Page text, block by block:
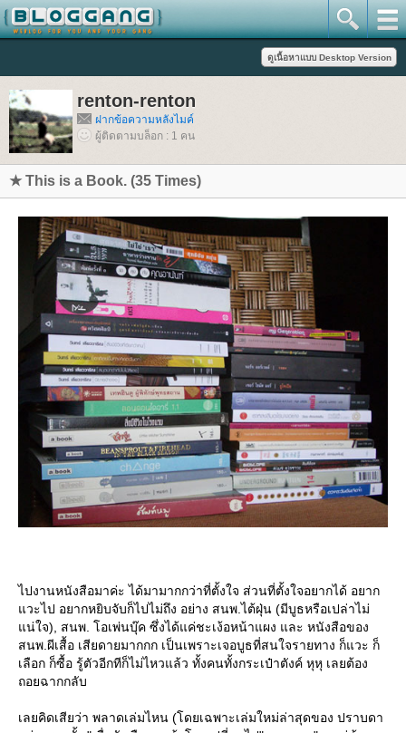
renton-renton
ฝากข้อความหลังไมค์
ผู้ติดตามบล็อก : 1 คน
★ This is a Book. (35 Times)
ไปงานหนังสือมาค่ะ ได้มามากกว่าที่ตั้งใจ ส่วนที่ตั้งใจอยากได้ อยาก
วะไป อยากหยิบจับก็ไปไม่ถึง อย่าง สนพ.ไต้ฝุ่น (มีบูธหรือเปล่าไม่
น่ใจ), สนพ. โอเพ่นบุ๊ค ซึ่งได้แค่ชะเง้อหน้าแผง และ หนังสือของ
สนพ.ผีเสื้อ เสียดายมากกก เป็นเพราะเจอบูธที่สนใจรายทาง ก็แวะ ก็
เลือก ก็ซื้อ รู้ตัวอีกทีก็ไม่ไหวแล้ว ทั้งคนทั้งกระเป๋าตังค์ หุหุ เลยต้อง
ถอยฉากกลับ
เลยคิดเสียว่า พลาดเล่มไหน (โดยเฉพาะเล่มใหม่ล่าสุดของ ปราบดา